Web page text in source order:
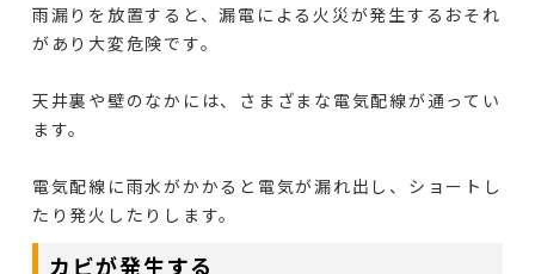
雨漏りを放置すると、漏電による火災が発生するおそれ
があり大変危険です。
天井裏や壁のなかには、さまざまな電気配線が通ってい
ます。
電気配線に雨水がかかると電気が漏れ出し、ショートし
たり発火したりします。
カビが発生する